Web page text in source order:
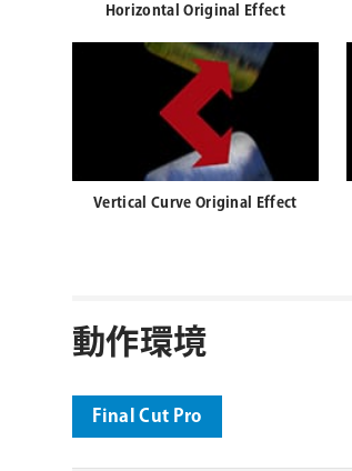
Horizontal Original Effect
Vertical Curve Original Effect
動作環境
Final Cut Pro